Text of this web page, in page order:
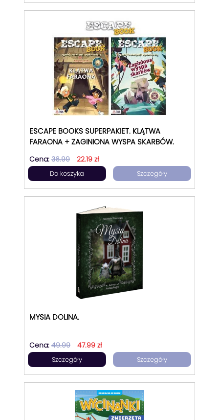
ESCAPE BOOKS SUPERPAKIET. KLĄTWA
FARAONA + ZAGINIONA WYSPA SKARBÓW.
Cena: 36.99 22.19 zł
Do koszyka Szczegóły
MYSIA DOLINA.
Cena: 49.99 47.99 zł
Szczegóły Szczegóły